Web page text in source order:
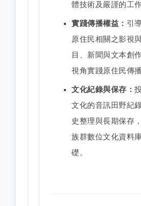
體技術及嚴謹的工作
實踐傳播權益： 引
原住民相關之影視
目、新聞與文本創
視角實踐原住民傳播
文化紀錄與保存：
文化的音訊田野紀
史整理與長期保存
族群數位文化資料
礎。